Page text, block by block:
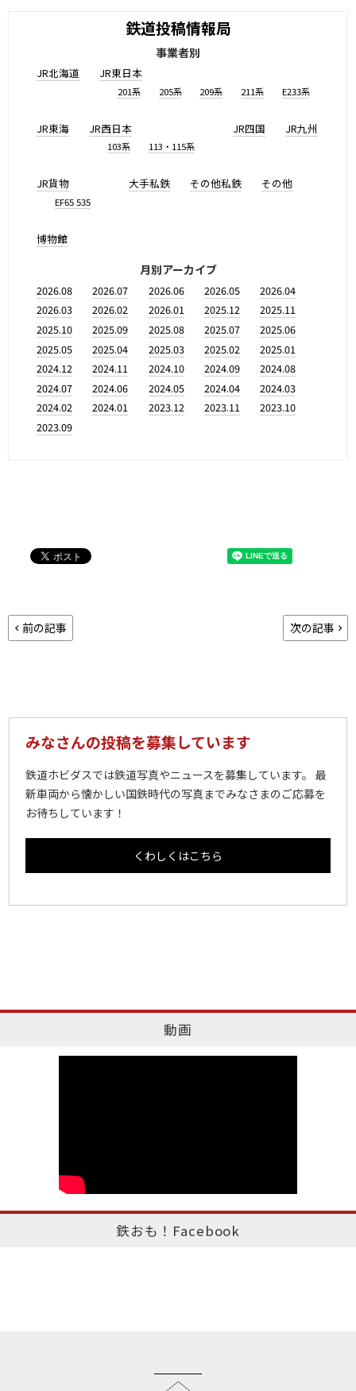
鉄道投稿情報局
事業者別
JR北海道 JR東日本
201系 205系 209系 211系 E233系
JR東海 JR西日本
103系 113・115系
JR四国 JR九州
JR貨物
EF65 535
大手私鉄 その他私鉄 その他
博物館
月別アーカイブ
2026.08 2026.07 2026.06 2026.05
2026.04
2026.03
2026.02 2026.01 2025.12
2025.11
2025.10
2025.09 2025.08 2025.07
2025.06
2025.05
2025.04 2025.03 2025.02
2025.01
2024.12
2024.11 2024.10 2024.09
2024.08
2024.07
2024.06 2024.05 2024.04
2024.03
2024.02
2024.01 2023.12 2023.11
2023.10
2023.09
前の記事 次の記事
みなさんの投稿を募集しています
鉄道ホビダスでは鉄道写真やニュースを募集しています。 最
新車両から懐かしい国鉄時代の写真までみなさまのご応募を
お待ちしています！
くわしくはこちら
動画
鉄おも！Facebook